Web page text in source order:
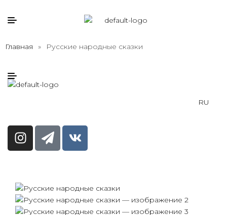
Главная » Русские народные сказки
RU